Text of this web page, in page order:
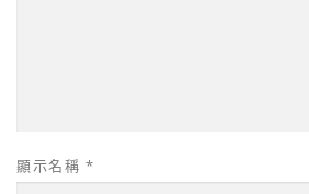
顯示名稱 *